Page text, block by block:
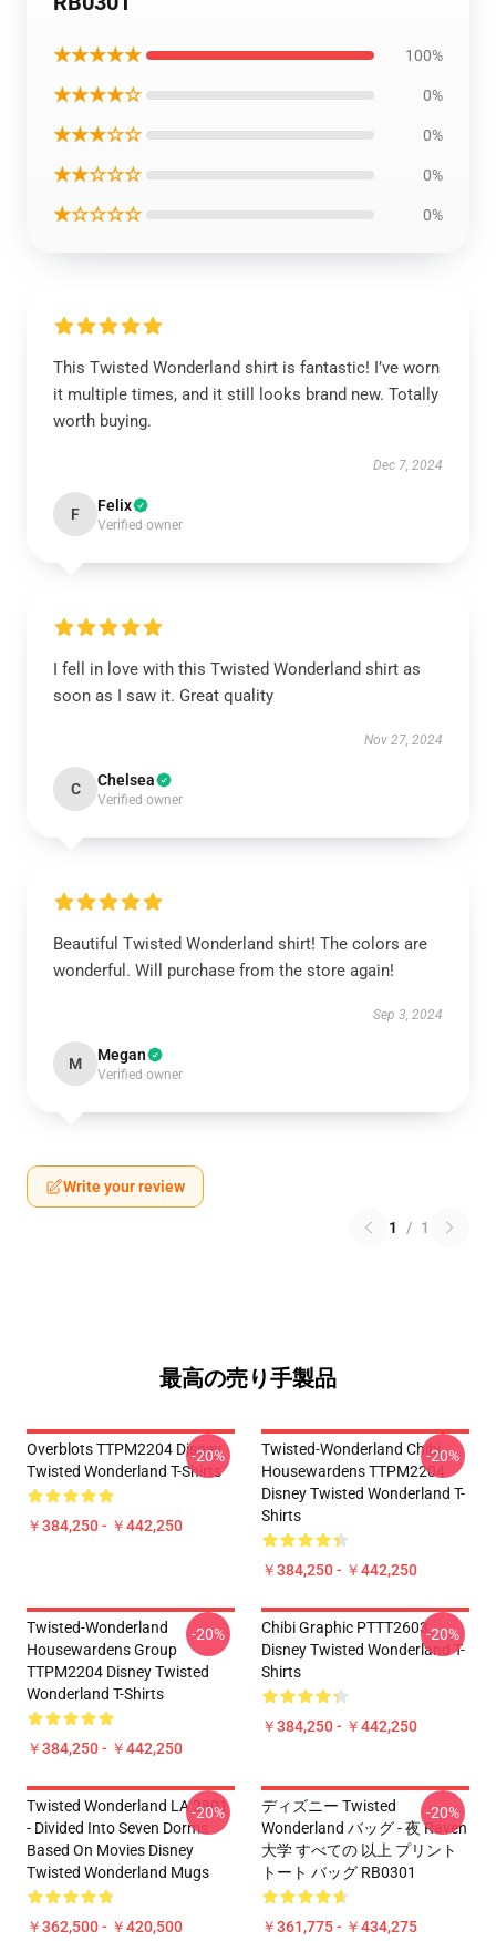
★★★★★ 100%
★★★★☆ 0%
★★★☆☆ 0%
★★☆☆☆ 0%
★☆☆☆☆ 0%
This Twisted Wonderland shirt is fantastic! I’ve worn
it multiple times, and it still looks brand new. Totally
worth buying.
Dec 7, 2024
F Felix
Verified owner
I fell in love with this Twisted Wonderland shirt as
soon as I saw it. Great quality
Nov 27, 2024
C Chelsea
Verified owner
Beautiful Twisted Wonderland shirt! The colors are
wonderful. Will purchase from the store again!
Sep 3, 2024
M Megan
Verified owner
Write your review
1 / 1
最高の売り手製品
Overblots TTPM2204 Disney
Twisted Wonderland T-Shirts
￥384,250 - ￥442,250
-20%
Twisted-Wonderland Chibi
Housewardens TTPM2204
Disney Twisted Wonderland T-
Shirts
￥384,250 - ￥442,250
-20%
Twisted-Wonderland
Housewardens Group
TTPM2204 Disney Twisted
Wonderland T-Shirts
￥384,250 - ￥442,250
-20%
Chibi Graphic PTTT2603
Disney Twisted Wonderland T-
Shirts
￥384,250 - ￥442,250
-20%
Twisted Wonderland LA 2801
- Divided Into Seven Dorms
Based On Movies Disney
Twisted Wonderland Mugs
￥362,500 - ￥420,500
-20%
ディズニー Twisted
Wonderland バッグ - 夜 Raven
大学 すべての 以上 プリント
トート バッグ RB0301
￥361,775 - ￥434,275
-20%